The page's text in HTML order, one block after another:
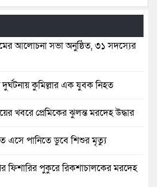
আলোচনা সভা অনুষ্ঠিত, ৩১ সদস্যের
কুমিল্লার এক যুবক নিহত
খবরে প্রেমিকের ঝুলন্ত মরদেহ উদ্ধার
এসে পানিতে ডুবে শিশুর মৃত্যু
ফিশারির পুকুরে রিকশাচালকের মরদেহ